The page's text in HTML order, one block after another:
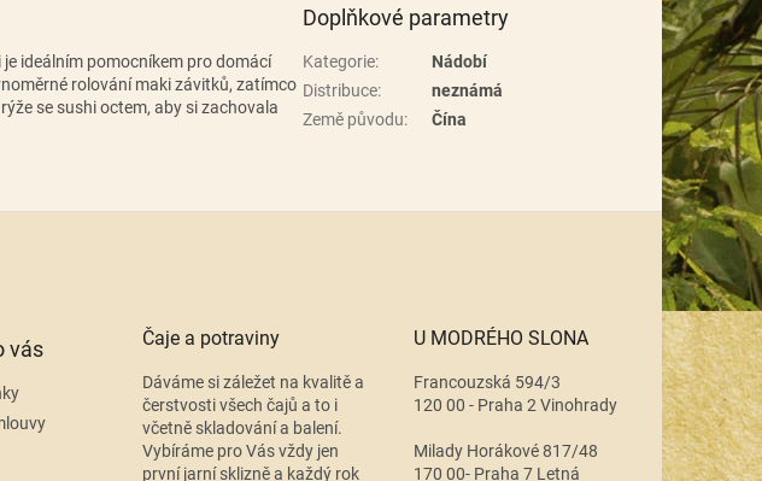
ideálním pomocníkem pro domácí
rolování maki závitků, zatímco
se sushi octem, aby si zachovala
Doplňkové parametry
Kategorie:
Nádobí
Distribuce:
neznámá
Země původu: Čína
vás Čaje a potraviny
Dáváme si záležet na kvalitě a
čerstvosti všech čajů a to i
včetně skladování a balení.
Vybíráme pro Vás vždy jen
první jarní sklizně a každý rok
U MODRÉHO SLONA
Francouzská 594/3
120 00 - Praha 2 Vinohrady
Milady Horákové 817/48
170 00- Praha 7 Letná